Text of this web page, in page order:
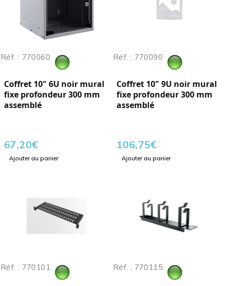
Réf. : 770060
Coffret 10" 6U noir mural
fixe profondeur 300 mm
assemblé
67,20€
Ajouter au panier
Réf. : 770090
Coffret 10" 9U noir mural
fixe profondeur 300 mm
assemblé
106,75€
Ajouter au panier
Réf. : 770101 Réf. : 770115